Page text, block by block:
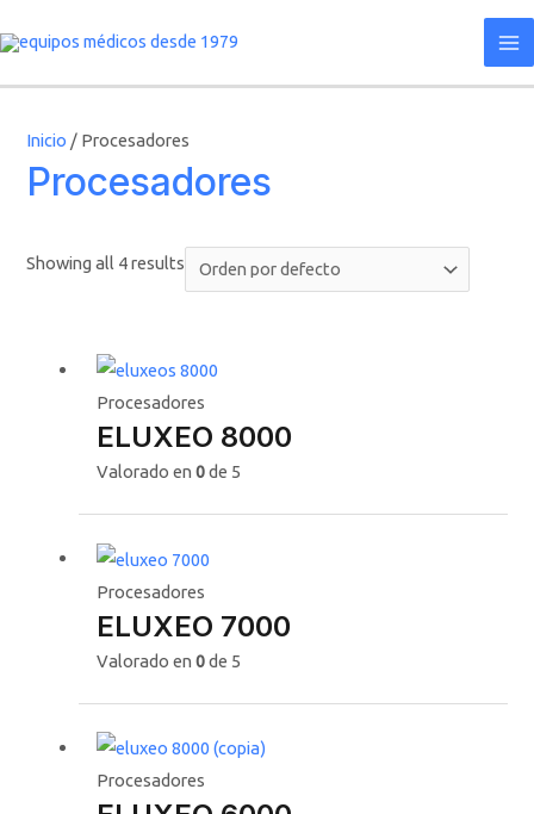
al
Inicio / Procesadores
Procesadores
Showing all 4 results
Procesadores
ELUXEO 8000
Valorado en 0de 5
Procesadores
ELUXEO 7000
Valorado en 0de 5
Procesadores